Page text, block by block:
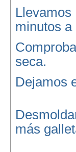
minutos a
seca.
Dejamos
más